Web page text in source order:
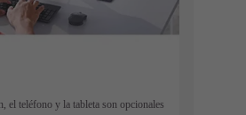
el teléfono y la tableta son opcionales